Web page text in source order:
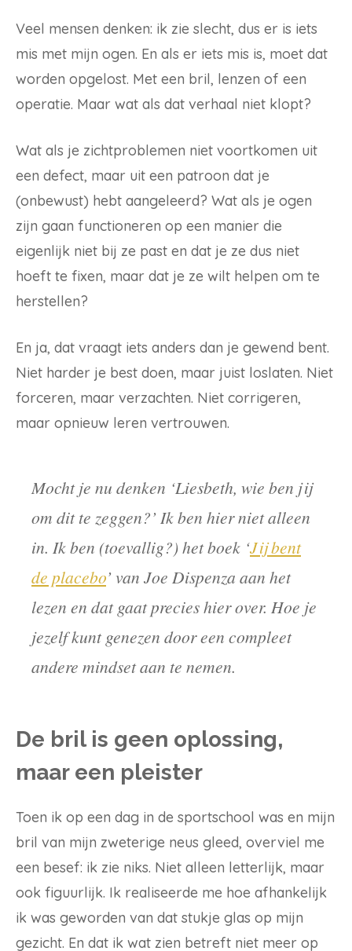
Veel mensen denken: ik zie slecht, dus er is iets
mis met mijn ogen. En als er iets mis is, moet dat
worden opgelost. Met een bril, lenzen of een
operatie. Maar wat als dat verhaal niet klopt?
Wat als je zichtproblemen niet voortkomen uit
een defect, maar uit een patroon dat je
(onbewust) hebt aangeleerd? Wat als je ogen
zijn gaan functioneren op een manier die
eigenlijk niet bij ze past en dat je ze dus niet
hoeft te fixen, maar dat je ze wilt helpen om te
herstellen?
En ja, dat vraagt iets anders dan je gewend bent.
Niet harder je best doen, maar juist loslaten. Niet
forceren, maar verzachten. Niet corrigeren,
maar opnieuw leren vertrouwen.
Mocht je nu denken ‘Liesbeth, wie ben jij
om dit te zeggen?’ Ik ben hier niet alleen
in. Ik ben (toevallig?) het boek ‘Jij bent
de placebo’ van Joe Dispenza aan het
lezen en dat gaat precies hier over. Hoe je
jezelf kunt genezen door een compleet
andere mindset aan te nemen.
De bril is geen oplossing,
maar een pleister
Toen ik op een dag in de sportschool was en mijn
bril van mijn zweterige neus gleed, overviel me
een besef: ik zie niks. Niet alleen letterlijk, maar
ook figuurlijk. Ik realiseerde me hoe afhankelijk
ik was geworden van dat stukje glas op mijn
gezicht. En dat ik wat zien betreft niet meer op